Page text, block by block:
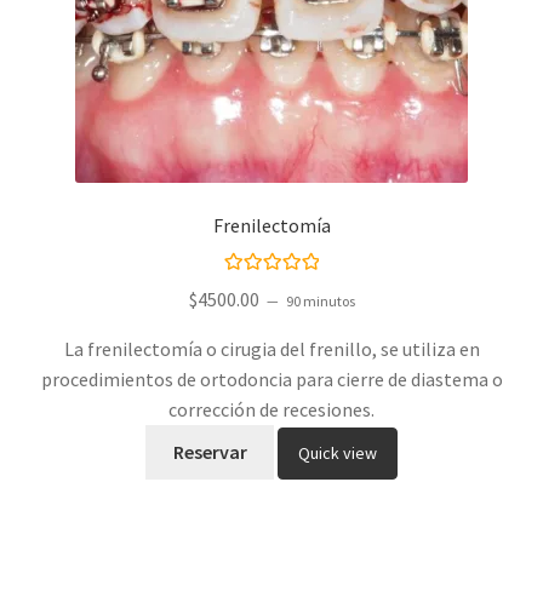
Frenilectomía
$4500.00 90 minutos
La frenilectomía o cirugia del frenillo, se utiliza en
procedimientos de ortodoncia para cierre de diastema o
corrección de recesiones.
Reservar
Quick view